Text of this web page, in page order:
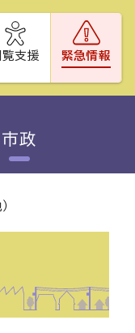
覧支援 緊急情報
市政